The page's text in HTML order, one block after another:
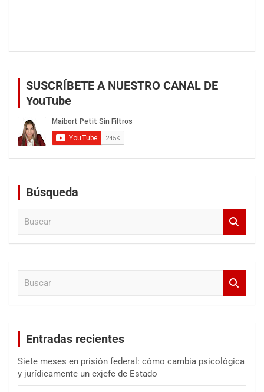
SUSCRÍBETE A NUESTRO CANAL DE
YouTube
Búsqueda
Entradas recientes
Siete meses en prisión federal: cómo cambia psicológica
y jurídicamente un exjefe de Estado